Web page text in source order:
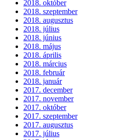
2018. október
2018. szeptember
2018. augusztus
2018. július
2018. június
2018. május
2018. április
2018. március
2018. február
2018. január
2017. december
2017. november
2017. október
2017. szeptember
2017. augusztus
2017. július